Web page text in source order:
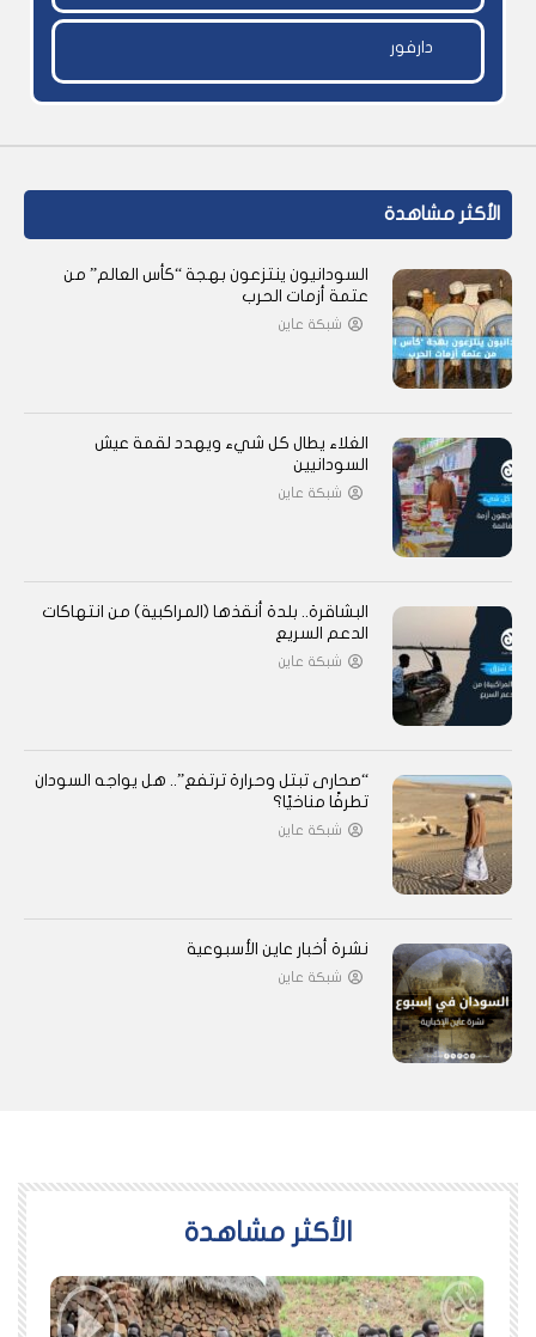
دارفور
الأكثر مشاهدة
السودانيون ينتزعون بهجة “كأس العالم” من
عتمة أزمات الحرب
شبكة عاين
الغلاء يطال كل شيء ويهدد لقمة عيش
السودانيين
شبكة عاين
البشاقرة.. بلدة أنقذها (المراكبية) من انتهاكات
الدعم السريع
شبكة عاين
“صحارى تبتل وحرارة ترتفع”.. هل يواجه السودان
تطرفًا مناخيًا؟
شبكة عاين
نشرة أخبار عاين الأسبوعية
شبكة عاين
اﻷكثر مشاهدة